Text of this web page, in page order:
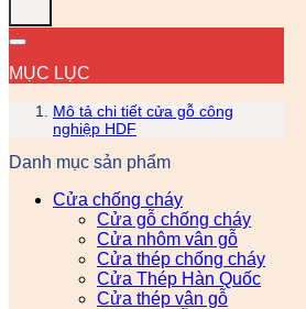
MỤC LỤC
Mô tả chi tiết cửa gỗ công
nghiệp HDF
Danh mục sản phẩm
Cửa chống cháy
Cửa gỗ chống cháy
Cửa nhôm vân gỗ
Cửa thép chống cháy
Cửa Thép Hàn Quốc
Cửa thép vân gỗ